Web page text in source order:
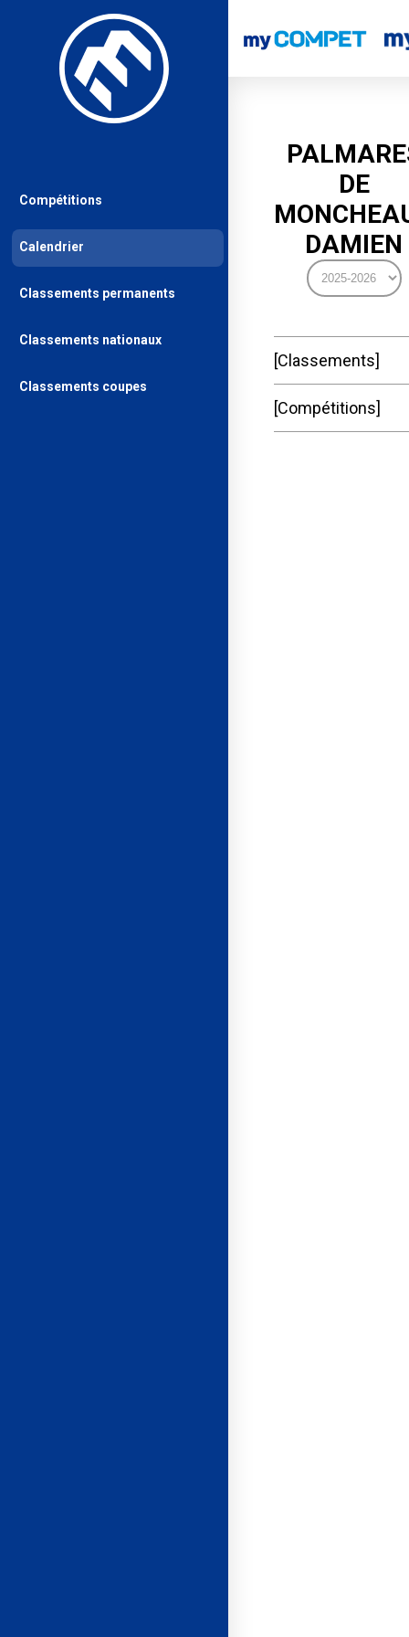
DE
DAMIEN
Classements
Compétitions
Compétitions
Calendrier
Classements permanents
Classements nationaux
Classements coupes